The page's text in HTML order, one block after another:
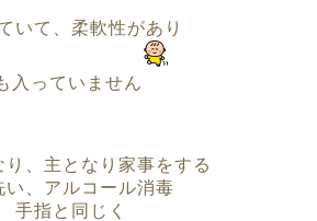
いて、柔軟性があり
入っていません
り、主となり家事をする
い、アルコール消毒
手指と同じく